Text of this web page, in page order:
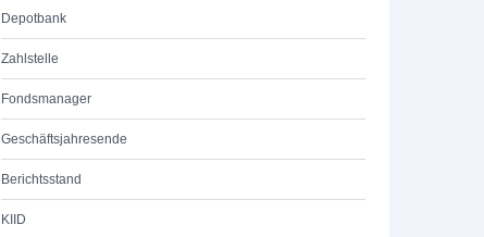
Depotbank
Zahlstelle
Fondsmanager
Geschäftsjahresende
Berichtsstand
KIID